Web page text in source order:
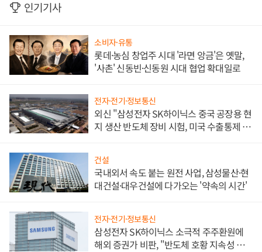
인기기사
소비자·유통
롯데·농심 창업주 시대 '라면 앙금'은 옛말,
'사촌' 신동빈·신동원 시대 협업 확대일로
전자·전기·정보통신
외신 "삼성전자 SK하이닉스 중국 공장용 현
지 생산 반도체 장비 시험, 미국 수출통제 대
건설
국내외서 속도 붙는 원전 사업, 삼성물산·현
대건설·대우건설에 다가오는 '약속의 시간'
전자·전기·정보통신
삼성전자 SK하이닉스 소극적 주주환원에
해외 증권가 비판, "반도체 호황 지속성 의